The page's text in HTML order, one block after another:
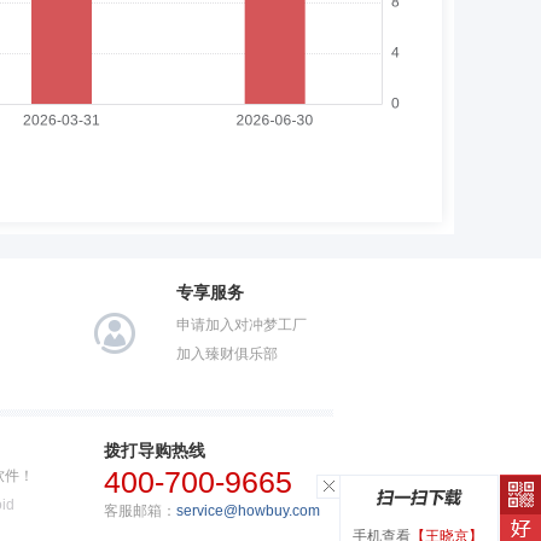
手机查看 【王晓京】
专享服务
申请加入对冲梦工厂
加入臻财俱乐部
！
拨打导购热线
400-700-9665
客服邮箱： service@howbuy.com